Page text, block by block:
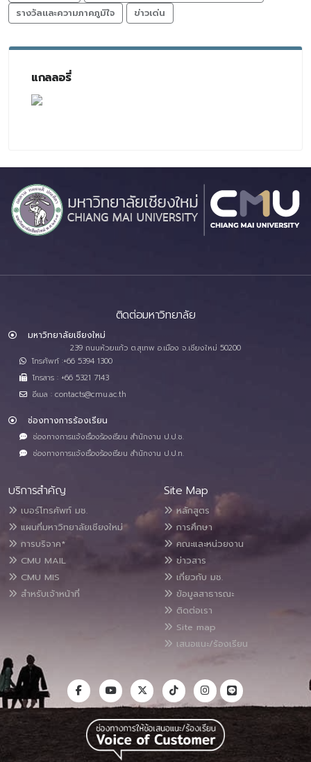
รางวัลและความภาคภูมิใจ
ข่าวเด่น
แกลลอรี่
ติดต่อมหาวิทยาลัย
มหาวิทยาลัยเชียงใหม่
239 ถนนห้วยแก้ว ต.สุเทพ อ.เมือง จ.เชียงใหม่ 50200
โทรศัพท์ :+66 5394 1300
โทรสาร : +66 5321 7143
อีเมล : contacts@cmu.ac.th
ช่องทางการร้องเรียน
ช่องทางการแจ้งเรื่องร้องเรียน สำนักงาน ป.ป.ช.
ช่องทางการแจ้งเรื่องร้องเรียน สำนักงาน ป.ป.ท.
บริการสำคัญ
เบอร์โทรศัพท์ มช.
แผนที่มหาวิทยาลัยเชียงใหม่
การบริจาค*
CMU MAIL
CMU MIS
สำหรับเจ้าหน้าที่
Site Map
หลักสูตร
การศึกษา
คณะและหน่วยงาน
ข่าวสาร
เกี่ยวกับ มช.
ข้อมูลสาธารณะ
ติดต่อเรา
Site map
เสนอแนะ/ร้องเรียน